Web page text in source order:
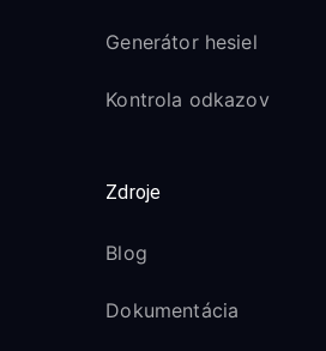
Generátor hesiel
Kontrola odkazov
Zdroje
Blog
Dokumentácia